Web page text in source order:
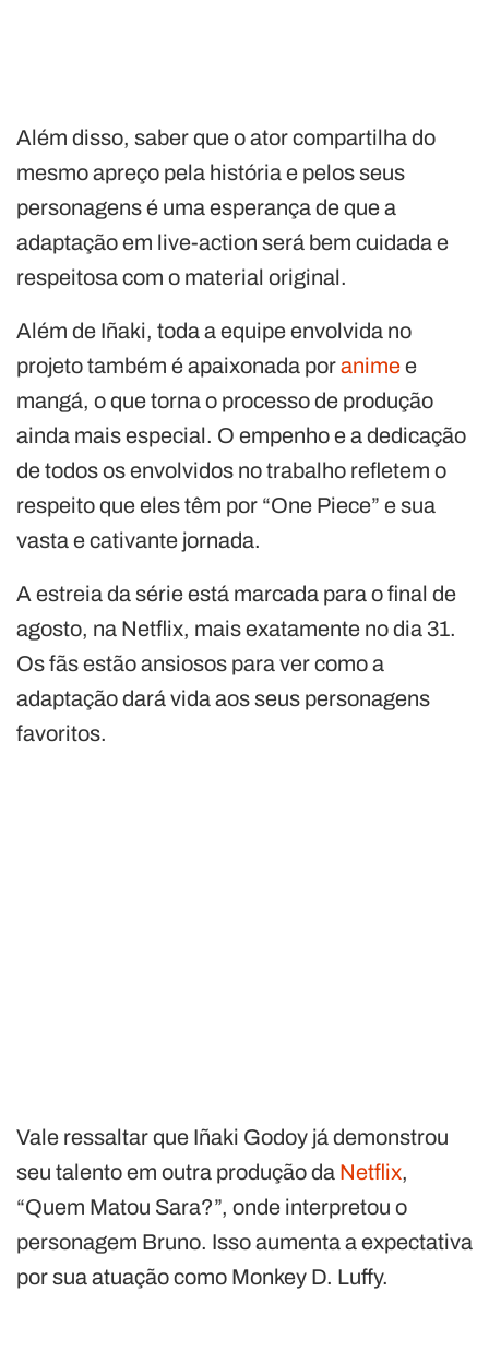
Além disso, saber que o ator compartilha do
mesmo apreço pela história e pelos seus
personagens é uma esperança de que a
adaptação em live-action será bem cuidada e
respeitosa com o material original.
Além de Iñaki, toda a equipe envolvida no
projeto também é apaixonada poranimee
mangá, o que torna o processo de produção
ainda mais especial. O empenho e a dedicação
de todos os envolvidos no trabalho refletem o
respeito que eles têm por “One Piece” e sua
vasta e cativante jornada.
A estreia da série está marcada para o final de
agosto, na Netflix, mais exatamente no dia 31.
Os fãs estão ansiosos para ver como a
adaptação dará vida aos seus personagens
favoritos.
Vale ressaltar que Iñaki Godoy já demonstrou
seu talento em outra produção da Netflix,
“Quem Matou Sara?”, onde interpretou o
personagem Bruno. Isso aumenta a expectativa
por sua atuação como Monkey D. Luffy.